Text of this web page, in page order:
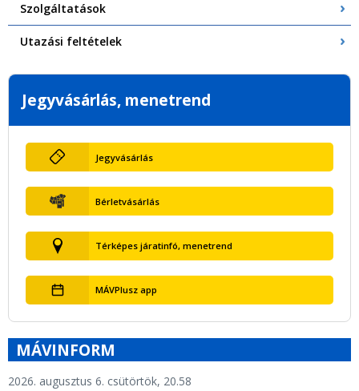
Szolgáltatások
Utazási feltételek
Jegyvásárlás, menetrend
Jegyvásárlás
Bérletvásárlás
Térképes járatinfó, menetrend
MÁVPlusz app
MÁVINFORM
2026. augusztus 6. csütörtök, 20.58